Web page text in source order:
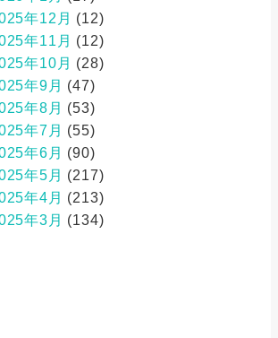
年12月 (12)
年11月 (12)
年10月 (28)
年9月 (47)
年8月 (53)
年7月 (55)
年6月 (90)
年5月 (217)
年4月 (213)
年3月 (134)